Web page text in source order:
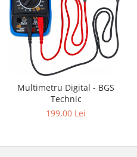
Multimetru Digital - BGS
Technic
199,00 Lei